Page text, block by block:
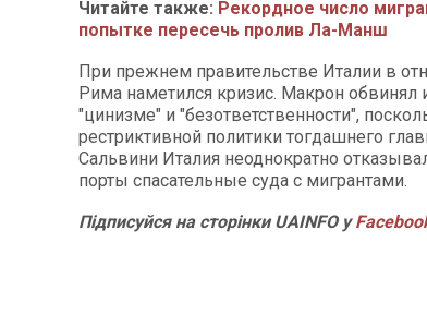
Читайте также: Рекордное число
попытке пересечь пролив Ла-Манш
При прежнем правительстве Италии в
Рима наметился кризис. Макрон обвинял
"цинизме" и "безответственности",
рестриктивной политики тогдашнего
Сальвини Италия неоднократно
порты спасательные суда с мигрантами.
Підписуйся на сторінки UAINFO у